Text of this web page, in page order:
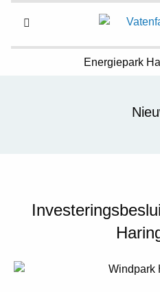
Energiepark